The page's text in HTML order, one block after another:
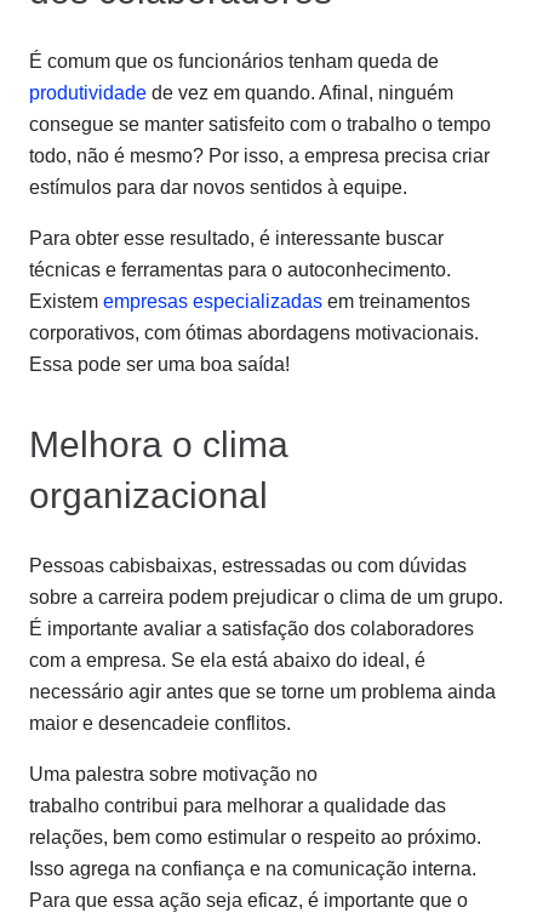
É comum que os funcionários tenham queda de
produtividade de vez em quando. Afinal, ninguém
consegue se manter satisfeito com o trabalho o tempo
todo, não é mesmo? Por isso, a empresa precisa criar
estímulos para dar novos sentidos à equipe.
Para obter esse resultado, é interessante buscar
técnicas e ferramentas para o autoconhecimento.
Existem empresas especializadas em treinamentos
corporativos, com ótimas abordagens motivacionais.
Essa pode ser uma boa saída!
Melhora o clima
organizacional
Pessoas cabisbaixas, estressadas ou com dúvidas
sobre a carreira podem prejudicar o clima de um grupo.
É importante avaliar a satisfação dos colaboradores
com a empresa. Se ela está abaixo do ideal, é
necessário agir antes que se torne um problema ainda
maior e desencadeie conflitos.
Uma palestra sobre motivação no
trabalho contribui para melhorar a qualidade das
relações, bem como estimular o respeito ao próximo.
Isso agrega na confiança e na comunicação interna.
Para que essa ação seja eficaz, é importante que o